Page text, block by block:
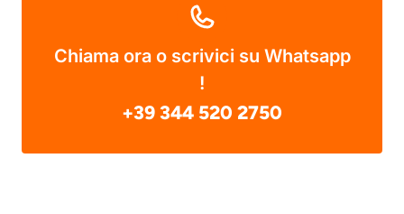
Chiama ora o scrivici su Whatsapp
!
+39 344 520 2750